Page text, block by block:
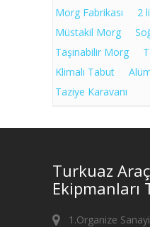
Morg Fabrikası
2
Müstakil Morg
Taşınabilir Morg
Klimalı Tabut
Taziye Karavanı
Turkuaz
Ekipmanları
1.Organize